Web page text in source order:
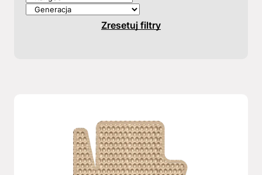
Zresetuj filtry